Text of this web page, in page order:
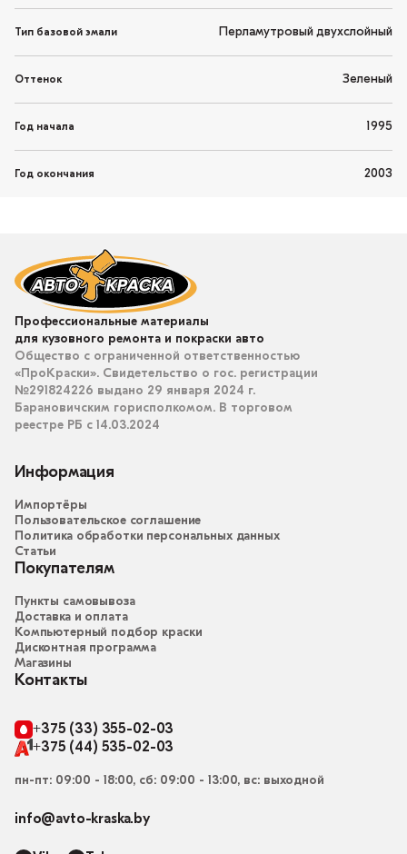
Тип базовой эмали Перламутровый двухслойный
Оттенок Зеленый
Год начала 1995
Год окончания 2003
Профессиональные материалы
для кузовного ремонта и покраски авто
Общество с ограниченной ответственностью
«ПроКраски». Свидетельство о гос. регистрации
№291824226 выдано 29 января 2024 г.
Барановичским горисполкомом. В торговом
реестре РБ с 14.03.2024
Информация
Импортёры
Пользовательское соглашение
Политика обработки персональных данных
Статьи
Покупателям
Пункты самовывоза
Доставка и оплата
Компьютерный подбор краски
Дисконтная программа
Магазины
Контакты
+375 (33) 355-02-03
+375 (44) 535-02-03
пн-пт: 09:00 - 18:00, сб: 09:00 - 13:00, вс: выходной
info@avto-kraska.by